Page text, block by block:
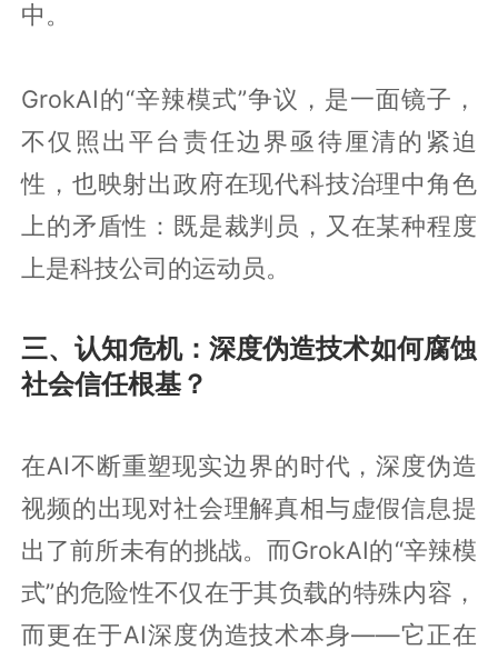
中。
GrokAI的“辛辣模式”争议，是一面镜子，
不仅照出平台责任边界亟待厘清的紧迫
性，也映射出政府在现代科技治理中角色
上的矛盾性：既是裁判员，又在某种程度
上是科技公司的运动员。
三、认知危机：深度伪造技术如何腐蚀
社会信任根基？
在AI不断重塑现实边界的时代，深度伪造
视频的出现对社会理解真相与虚假信息提
出了前所未有的挑战。而GrokAI的“辛辣模
式”的危险性不仅在于其负载的特殊内容，
而更在于AI深度伪造技术本身——它正在